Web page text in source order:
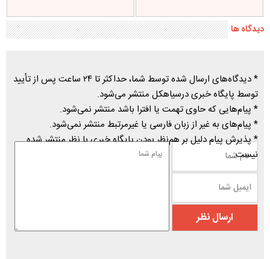
دیدگاه ها
* دیدگاه‌های ارسال شده توسط شما، حداکثر تا ۲۴ ساعت پس از تأیید
توسط پایگاه خبری درسیاهکل منتشر می‌شود.
* پیام‌هایی که حاوی تهمت یا افترا باشد منتشر نمی‌شود.
* پیام‌های به غیر از زبان فارسی یا غیرمرتبط منتشر نمی‌شود.
* پذیرش پیام دلیل بر هم‌نظر بودن پایگاه خبری با نظر منتشر شده
نیست.